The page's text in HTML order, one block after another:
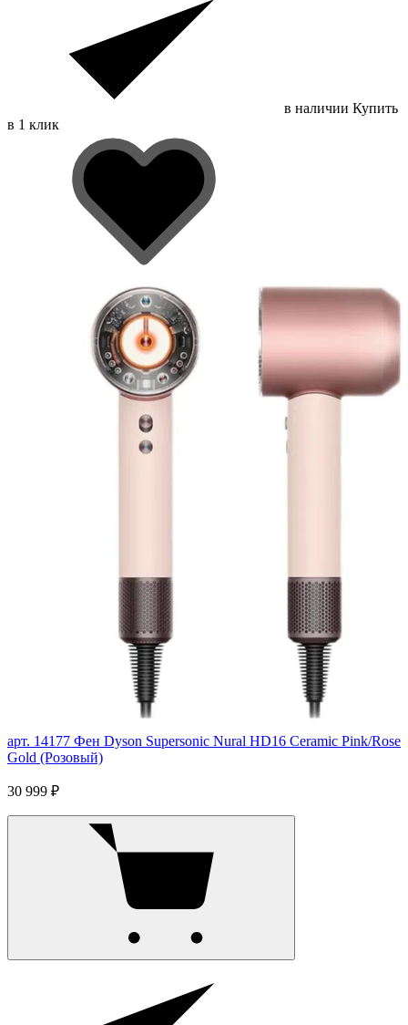
в наличии Купить
в 1 клик
арт. 14177 Фен Dyson Supersonic Nural HD16 Ceramic Pink/Rose
Gold (Розовый)
30 999 ₽